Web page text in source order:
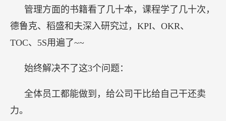
管理方面的书籍看了几十本，课程学了几十次，
德鲁克、稻盛和夫深入研究过，KPI、OKR、
TOC、5S用遍了~~
始终解决不了这3个问题：
全体员工都能做到，给公司干比给自己干还卖
力。